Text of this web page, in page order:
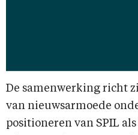
De samenwerking richt
van nieuwsarmoede
positioneren van SPIL